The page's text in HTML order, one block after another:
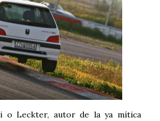
o Leckter, autor de la ya mítica